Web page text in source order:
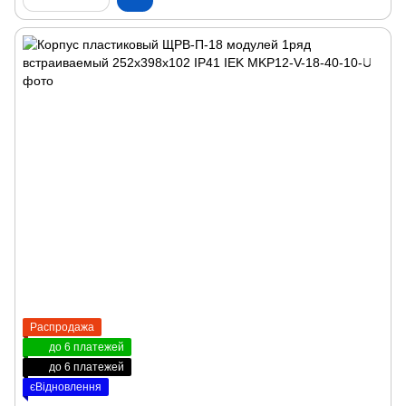
Распродажа
до 6 платежей
до 6 платежей
єВідновлення